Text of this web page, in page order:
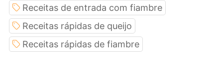
Receitas de entrada com fiambre
Receitas rápidas de queijo
Receitas rápidas de fiambre